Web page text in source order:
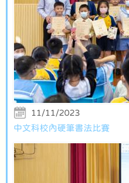
11/11/2023
中文科校內硬筆書法比賽